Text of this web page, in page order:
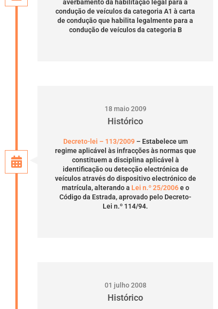
averbamento da habilitação legal para a
condução de veículos da categoria A1 à carta
de condução que habilita legalmente para a
condução de veículos da categoria B
18 maio 2009
Histórico
Decreto-lei – 113/2009– Estabelece um
regime aplicável às infracções às normas que
constituem a disciplina aplicável à
identificação ou detecção electrónica de
veículos através do dispositivo electrónico de
matrícula, alterando a Lei n.º 25/2006e o
Código da Estrada, aprovado pelo Decreto-
Lei n.º 114/94.
01 julho 2008
Histórico